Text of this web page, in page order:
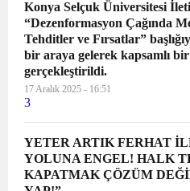
Konya Selçuk Üniversitesi
“Dezenformasyon Çağında
Tehditler ve Fırsatlar”
bir araya gelerek kapsamlı
gerçekleştirildi.
17 Aralık 2025 - 16:51
3
YETER ARTIK FERHAT
YOLUNA ENGEL! HALK
KAPATMAK ÇÖZÜM